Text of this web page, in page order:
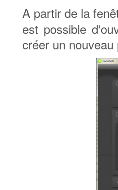
A partir de la
est possible
créer un nouveau